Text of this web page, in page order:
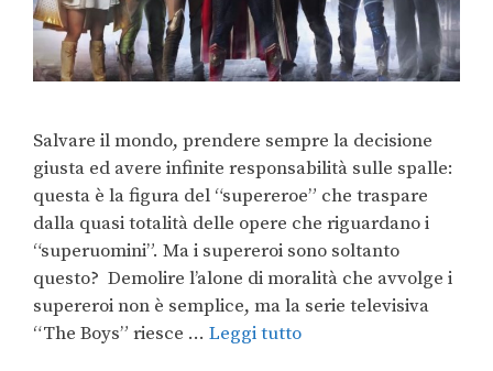
Salvare il mondo, prendere sempre la decisione
giusta ed avere infinite responsabilità sulle spalle:
questa è la figura del “supereroe” che traspare
dalla quasi totalità delle opere che riguardano i
“superuomini”. Ma i supereroi sono soltanto
questo? Demolire l’alone di moralità che avvolge i
supereroi non è semplice, ma la serie televisiva
“The Boys” riesce … Leggi tutto